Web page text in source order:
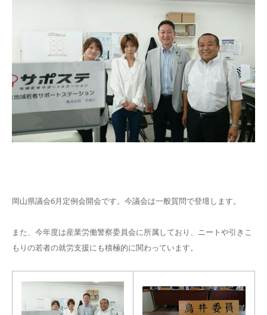
岡山県議会6月定例会開会です。今議会は一般質問で登壇します。
また、今年度は産業労働警察委員会に所属しており、ニートや引きこ
もりの若者の就労支援にも積極的に関わっています。
活動報告